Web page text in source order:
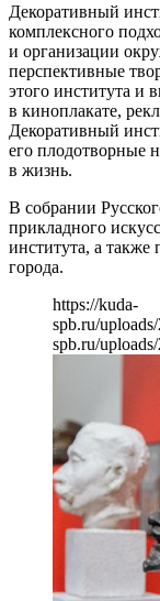
Декоративный
комплексного
и организации
перспективные
этого института и
в киноплакате,
Декоративный
его плодотворные
в жизнь.
В собрании
прикладного
института, а также
города.
https://kuda-
spb.ru/
spb.ru/